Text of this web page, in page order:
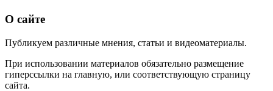
О сайте
Публикуем различные мнения, статьи и видеоматериалы.
При использовании материалов обязательно размещение
гиперссылки на главную, или соответствующую страницу
сайта.